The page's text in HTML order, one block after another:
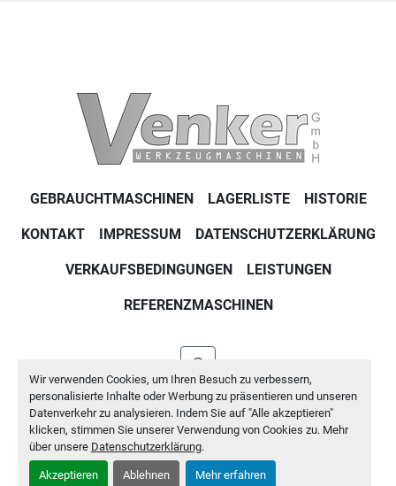
Wir verwenden Cookies, um Ihren Besuch zu verbessern,
personalisierte Inhalte oder Werbung zu präsentieren und unseren
Datenverkehr zu analysieren. Indem Sie auf "Alle akzeptieren"
klicken, stimmen Sie unserer Verwendung von Cookies zu. Mehr
über unsere Datenschutzerklärung.
Akzeptieren Ablehnen Mehr erfahren
GEBRAUCHTMASCHINEN LAGERLISTE HISTORIE
KONTAKT IMPRESSUM DATENSCHUTZERKLÄRUNG
VERKAUFSBEDINGUNGEN LEISTUNGEN
REFERENZMASCHINEN
whatsapp
Machinio System-Website vonMachinio
Cookie-Einstellungen